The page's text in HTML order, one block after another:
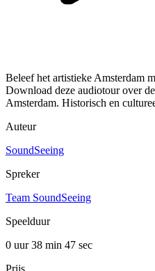
Beleef het artistieke Amsterdam
Download deze audiotour over
Amsterdam. Historisch en
Auteur
SoundSeeing
Spreker
Team SoundSeeing
Speelduur
0 uur 38 min 47 sec
Prijs